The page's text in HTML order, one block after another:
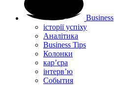
Business
історії успіху
Аналітика
Business Tips
Колонки
кар’єра
інтерв’ю
Cобытия